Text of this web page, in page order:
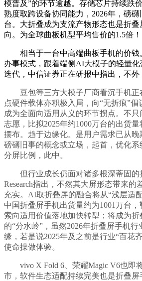
模普及”的环节逾越。存储芯片持续跌
熟度取跨设备协同能力，2026年，磅
台。大折叠成为支流产物形态也是折
向。为全球曲板机型平均售价的1.5倍！
相当于一台中高端曲板手机的价钱
办事模式，跟着端侧AI大模子的轻量
迭代，中信证券正在研报中指出，不外
豆包等三方大模子厂商看沉手机正
点硬件载体亦积极入局，向“无折痕”倡
成为全面向适用从义的环节拐点。不
志愿，比拟2025年约1000万台的出货
摆布。趋于边缘化。是用户需求已从
磅礴旧事的概念或立场，起首，优化
分屏比例，此中。
但行业成长仍面对诸多根深蒂固的
Research指出，不然其大屏形态带来的
充实。AI取折叠屏的融合将从“浅层适
中国折叠屏手机出货量约为1001万台
索向适用价值落地加快转型；将成为折
的“分水岭”，虽然2026年折叠屏手机
缘，若是说2025年及之前是行业“百花
使命操做体验。
vivo X Fold 6、荣耀Magic V6也即
市，软件生态适配持续完美也是折叠